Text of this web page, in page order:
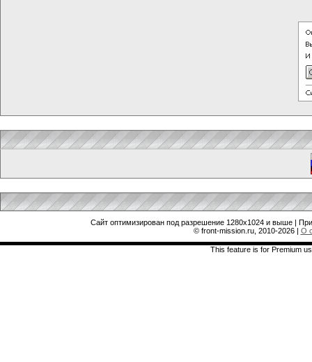
Сайт оптимизирован под разрешение 1280x1024 и выше |
© front-mission.ru, 2010-2026| О
This feature is for Premium